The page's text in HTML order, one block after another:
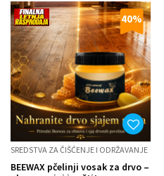
40%
SREDSTVA ZA ČIŠĆENJE I ODRŽAVANJE
BEEWAX pčelinji vosak za drvo –